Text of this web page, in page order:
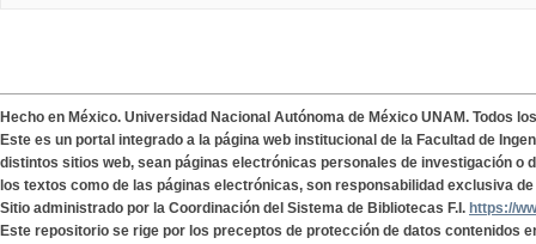
Hecho en México. Universidad Nacional Autónoma de México UNAM. Todos
Este es un portal integrado a la página web institucional de la Facultad de
distintos sitios web, sean páginas electrónicas personales de investigación o
los textos como de las páginas electrónicas, son responsabilidad exclusiva
Sitio administrado por la Coordinación del Sistema de Bibliotecas F.I. https://
Este repositorio se rige por los preceptos de protección de datos contenidos